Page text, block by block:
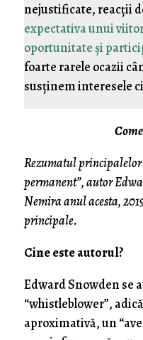
nejustificate, reacţii
expectativa unui
oportunitate şi
foarte rarele ocazii
susţinem interesele
Rezumatul
permanent”, autor
Nemira anul acesta,
principale.
Cine este autorul?
Edward Snowden se
“whistleblower”,
aproximativă, un